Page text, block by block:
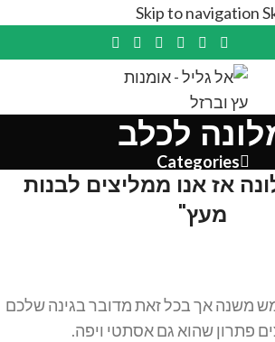
Skip to navigation
לכלב
Categories
אז אנו ממליצים לבנות
מעץ"
משנה אך בכל זאת מדובר בגינה שלכם
פתרון שהוא גם אסתטי ויפה.